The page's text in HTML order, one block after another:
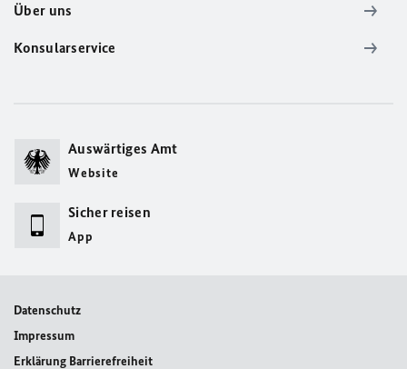
Über uns
Konsularservice
Auswärtiges Amt
Website
Sicher reisen
App
Datenschutz
Impressum
Erklärung Barrierefreiheit